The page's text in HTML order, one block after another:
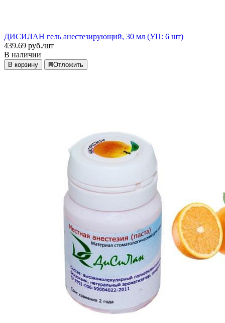
ДИСИЛАН гель анестезирующий, 30 мл (УП: 6 шт)
439.69 руб./шт
В наличии
В корзину Отложить